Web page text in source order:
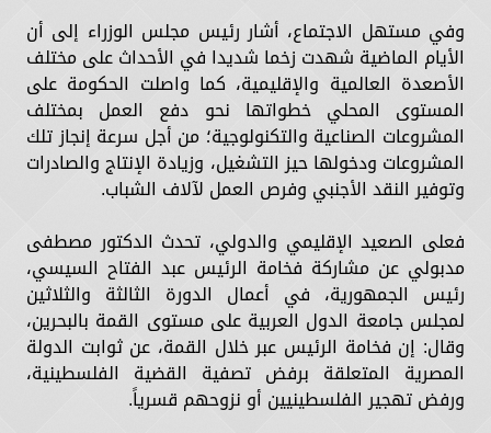
وفي مستهل الاجتماع، أشار رئيس مجلس الوزراء إلى أن
الأيام الماضية شهدت زخما شديدا في الأحداث على مختلف
الأصعدة العالمية والإقليمية، كما واصلت الحكومة على
المستوى المحلي خطواتها نحو دفع العمل بمختلف
المشروعات الصناعية والتكنولوجية؛ من أجل سرعة إنجاز تلك
المشروعات ودخولها حيز التشغيل، وزيادة الإنتاج والصادرات
وتوفير النقد الأجنبي وفرص العمل لآلاف الشباب.
فعلى الصعيد الإقليمي والدولي، تحدث الدكتور مصطفى
مدبولي عن مشاركة فخامة الرئيس عبد الفتاح السيسي،
رئيس الجمهورية، في أعمال الدورة الثالثة والثلاثين
لمجلس جامعة الدول العربية على مستوى القمة بالبحرين،
وقال: إن فخامة الرئيس عبر خلال القمة، عن ثوابت الدولة
المصرية المتعلقة برفض تصفية القضية الفلسطينية،
ورفض تهجير الفلسطينيين أو نزوحهم قسرياً.